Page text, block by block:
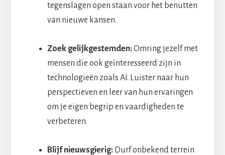
tegenslagen open staan voor het benutten
van nieuwe kansen.
Zoek gelijkgestemden:Omring jezelf met
mensen die ook geïnteresseerd zijn in
technologieën zoals AI. Luister naar hun
perspectieven en leer van hun ervaringen
om je eigen begrip en vaardigheden te
verbeteren.
Blijf nieuwsgierig:Durf onbekend terrein